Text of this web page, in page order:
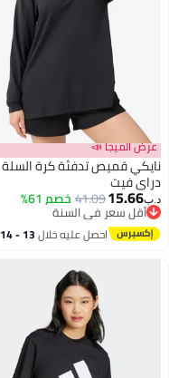
3
عرض الميجا 📣
نايكي قميص تدفئة كرة السلة
دراي فيت
د.ب‏15.66
41.09خصم 61%
أقل سعر في السنة
أقل سعر في السنة
احصل عليه خلال 13 - 14